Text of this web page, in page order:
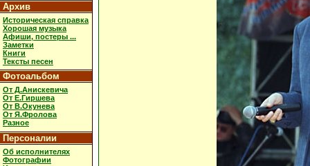
Архив
Историческая справка
Хорошая музыка
Афиши, постеры ...
Заметки
Книги
Тексты песен
Фотоальбом
От Д.Анискевича
От Е.Гиршева
От В.Окунева
От Я.Фролова
Разное
Персоналии
Об исполнителях
Фотографии